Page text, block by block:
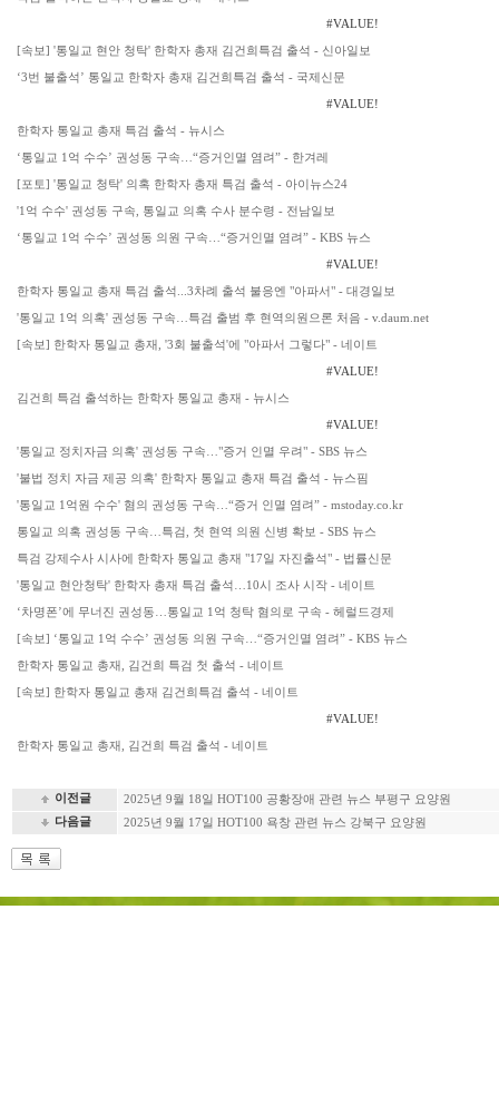
#VALUE!
[속보] '통일교 현안 청탁' 한학자 총재 김건희특검 출석 - 신아일보
‘3번 불출석’ 통일교 한학자 총재 김건희특검 출석 - 국제신문
#VALUE!
한학자 통일교 총재 특검 출석 - 뉴시스
‘통일교 1억 수수’ 권성동 구속…“증거인멸 염려” - 한겨레
[포토] '통일교 청탁' 의혹 한학자 총재 특검 출석 - 아이뉴스24
'1억 수수' 권성동 구속, 통일교 의혹 수사 분수령 - 전남일보
‘통일교 1억 수수’ 권성동 의원 구속…“증거인멸 염려” - KBS 뉴스
#VALUE!
한학자 통일교 총재 특검 출석...3차례 출석 불응엔 "아파서" - 대경일보
'통일교 1억 의혹' 권성동 구속…특검 출범 후 현역의원으론 처음 - v.daum.net
[속보] 한학자 통일교 총재, '3회 불출석'에 "아파서 그렇다" - 네이트
#VALUE!
김건희 특검 출석하는 한학자 통일교 총재 - 뉴시스
#VALUE!
'통일교 정치자금 의혹' 권성동 구속…"증거 인멸 우려" - SBS 뉴스
'불법 정치 자금 제공 의혹' 한학자 통일교 총재 특검 출석 - 뉴스핌
'통일교 1억원 수수' 혐의 권성동 구속…“증거 인멸 염려” - mstoday.co.kr
통일교 의혹 권성동 구속…특검, 첫 현역 의원 신병 확보 - SBS 뉴스
특검 강제수사 시사에 한학자 통일교 총재 "17일 자진출석" - 법률신문
'통일교 현안청탁' 한학자 총재 특검 출석…10시 조사 시작 - 네이트
‘차명폰’에 무너진 권성동…통일교 1억 청탁 혐의로 구속 - 헤럴드경제
[속보] ‘통일교 1억 수수’ 권성동 의원 구속…“증거인멸 염려” - KBS 뉴스
한학자 통일교 총재, 김건희 특검 첫 출석 - 네이트
[속보] 한학자 통일교 총재 김건희특검 출석 - 네이트
#VALUE!
한학자 통일교 총재, 김건희 특검 출석 - 네이트
이전글
2025년 9월 18일 HOT100 공황장애 관련 뉴스 부평구 요양원
다음글
2025년 9월 17일 HOT100 욕창 관련 뉴스 강북구 요양원